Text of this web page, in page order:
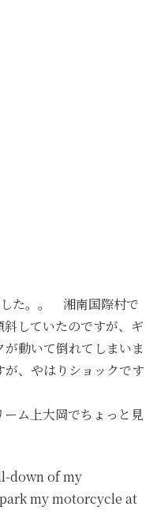
た。。 湘南国際村で
していたのですが、ギ
動いて倒れてしまいま
、やはりショックです
ム上大岡でちょっと見
down of my
my motorcycle at